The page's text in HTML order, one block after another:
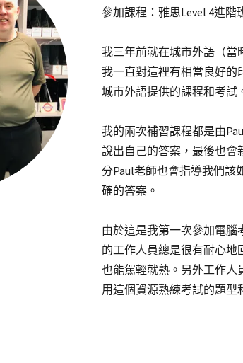
參加課程：雅思Level 4進階
我三年前就在城市外語（當
我一直對這裡有相當良好的
城市外語提供的課程和考試
我的兩次補習課程都是由
說出自己的答案，最後也會
分Paul老師也會指導我們該
確的答案。
由於這是我第一次參加電
的工作人員總是很有耐心
也能駕輕就熟。另外工作人
用這個資源熟練考試的題型